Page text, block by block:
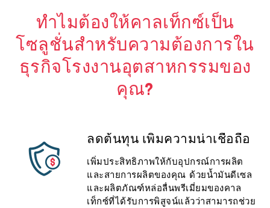
ทำไมต้องให้คาลเท็กซ์เป็น
โซลูชั่นสำหรับความต้องการใน
ธุรกิจโรงงานอุตสาหกรรมของ
คุณ?
ลดต้นทุน เพิ่มความน่าเชื่อถือ
เพิ่มประสิทธิภาพให้กับอุปกรณ์การผลิต
และสายการผลิตของคุณ ด้วยน้ำมันดีเซล
และผลิตภัณฑ์หล่อลื่นพรีเมี่ยมของคาล
เท็กซ์ที่ได้รับการพิสูจน์แล้วว่าสามารถช่วย